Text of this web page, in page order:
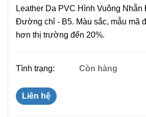
Leather Da PVC Hình Vuông
Đường chỉ - B5. Màu sắc, mẫu mã
hơn thị trường đến 20%.
Tình trạng: Còn hàng
Liên hệ